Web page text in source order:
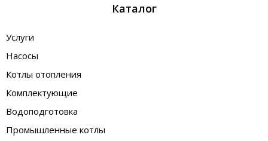
Каталог
Услуги
Насосы
Котлы отопления
Комплектующие
Водоподготовка
Промышленные котлы